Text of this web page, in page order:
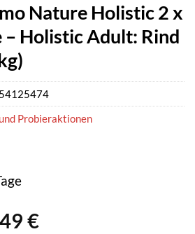
Nature Holistic 2 x
Holistic Adult: Rind
€Aktueller
Probieraktionen